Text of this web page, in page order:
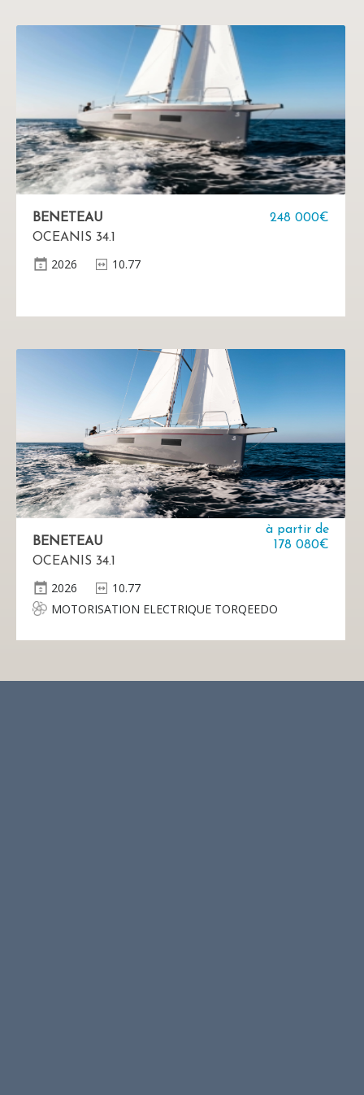
BENETEAU
OCEANIS 34.1
248 000€
2026 10.77
BENETEAU
OCEANIS 34.1
à partir de
178 080€
2026
10.77
MOTORISATION ELECTRIQUE TORQEEDO